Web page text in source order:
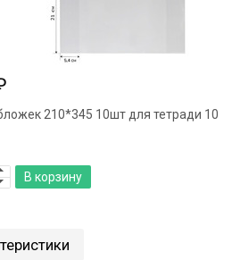
10шт для тетради 100мкм ПЭ